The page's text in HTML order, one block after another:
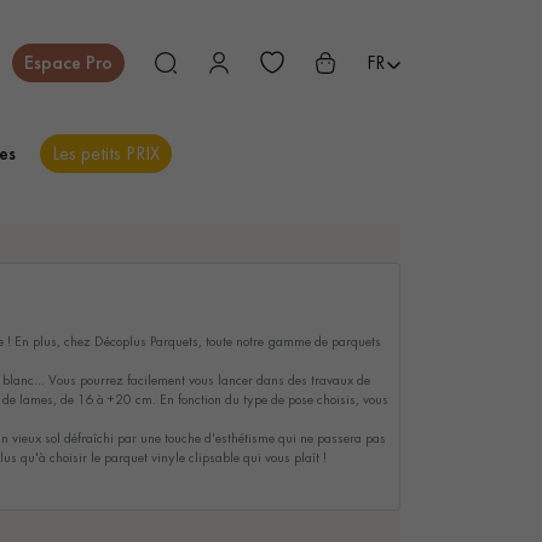
Espace Pro FR
Les petits PRIX
EXOTIQUE
plus, chez Décoplus Parquets, toute notre gamme de parquets
Vous pourrez facilement vous lancer dans des travaux de
lames, de 16 à +20 cm. En fonction du type de pose choisis, vous
sol défraîchi par une touche d'esthétisme qui ne passera pas
qu'à choisir le parquet vinyle clipsable qui vous plaît !